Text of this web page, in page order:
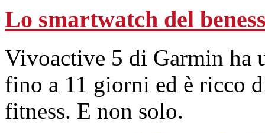
Lo smartwatch del
Vivoactive 5 di Garmin ha
fino a 11 giorni ed è ricco
fitness. E non solo.